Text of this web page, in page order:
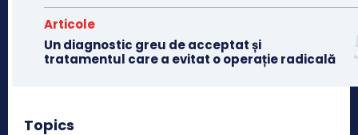
Articole
Un diagnostic greu de acceptat și
tratamentul care a evitat o operație radicală
Topics